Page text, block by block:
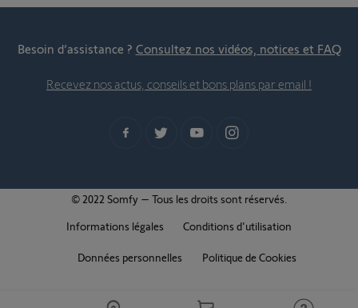
Besoin d’assistance ? Consultez nos vidéos, notices et FAQ
Recevez nos actus, conseils et bons plans par email !
© 2022 Somfy – Tous les droits sont réservés.
Informations légales
Conditions d'utilisation
Données personnelles Politique de Cookies